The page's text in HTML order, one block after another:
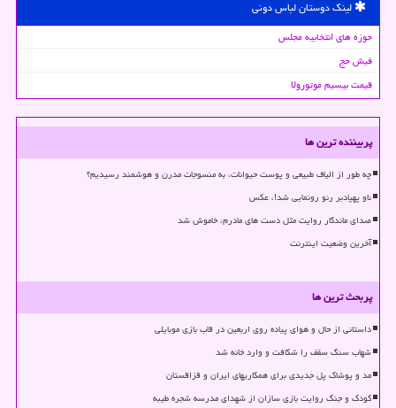
لینک دوستان لباس دونی
حوزه های انتخابیه مجلس
فیش حج
قیمت بیسیم موتورولا
پربیننده ترین ها
چه طور از الیاف طبیعی و پوست حیوانات، به منسوجات مدرن و هوشمند رسیدیم؟
ناو پهپادبر رنو رونمایی شد!، عکس
صدای ماندگار روایت مثل دست های مادرم، خاموش شد
آخرین وضعیت اینترنت
پربحث ترین ها
داستانی از حال و هوای پیاده روی اربعین در قاب بازی موبایلی
شهاب سنگ سقف را شکافت و وارد خانه شد
مد و پوشاک پل جدیدی برای همکاریهای ایران و قزاقستان
کودک و جنگ روایت بازی سازان از شهدای مدرسه شجره طیبه